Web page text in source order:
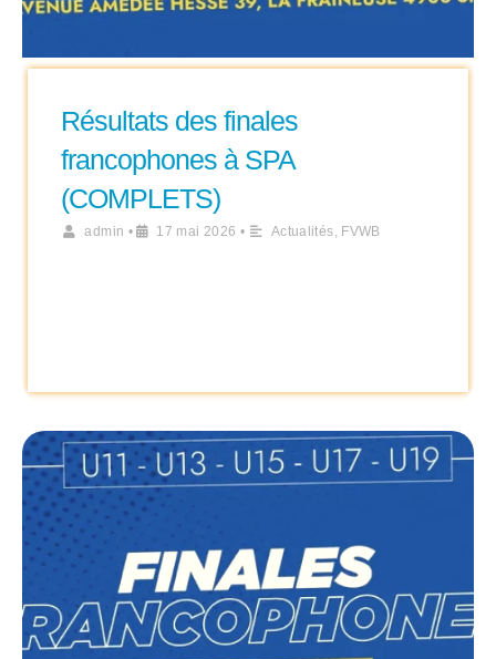
Résultats des finales
francophones à SPA
(COMPLETS)
admin • 17 mai 2026 • Actualités, FVWB